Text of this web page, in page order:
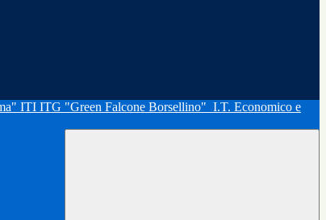
ITI ITG "Green Falcone Borsellino" I.T. Economico e